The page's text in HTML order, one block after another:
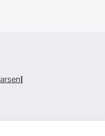
|